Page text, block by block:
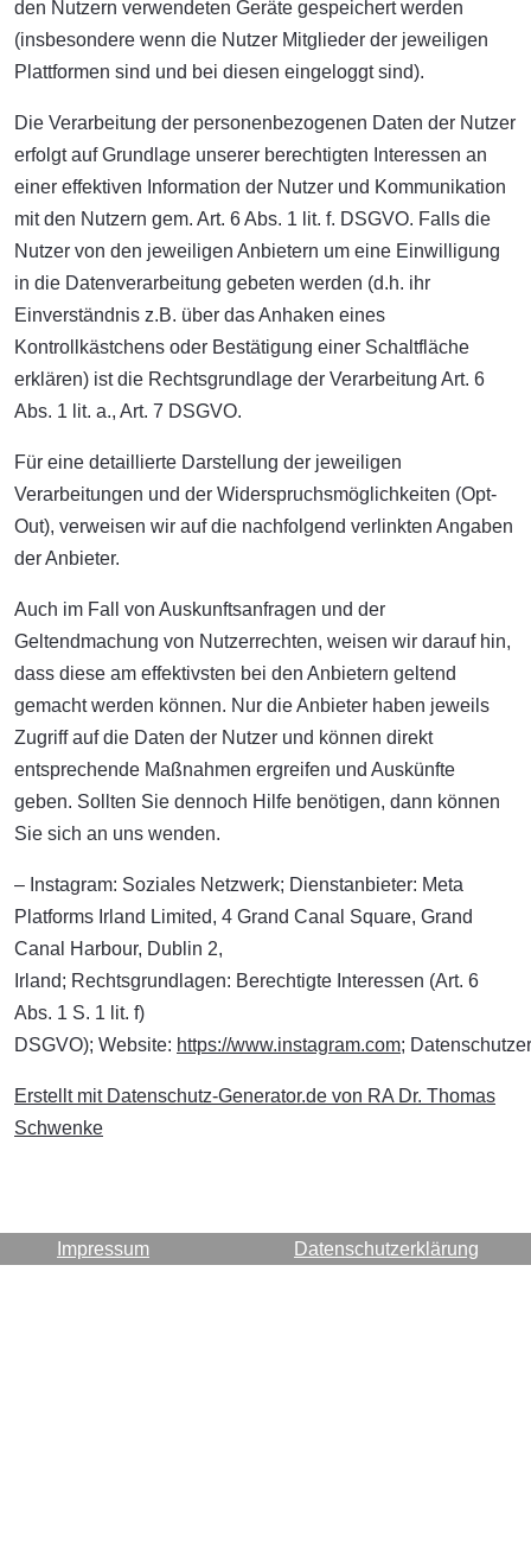
den Nutzern verwendeten Geräte gespeichert werden
(insbesondere wenn die Nutzer Mitglieder der jeweiligen
Plattformen sind und bei diesen eingeloggt sind).
Die Verarbeitung der personenbezogenen Daten der Nutzer
erfolgt auf Grundlage unserer berechtigten Interessen an
einer effektiven Information der Nutzer und Kommunikation
mit den Nutzern gem. Art. 6 Abs. 1 lit. f. DSGVO. Falls die
Nutzer von den jeweiligen Anbietern um eine Einwilligung
in die Datenverarbeitung gebeten werden (d.h. ihr
Einverständnis z.B. über das Anhaken eines
Kontrollkästchens oder Bestätigung einer Schaltfläche
erklären) ist die Rechtsgrundlage der Verarbeitung Art. 6
Abs. 1 lit. a., Art. 7 DSGVO.
Für eine detaillierte Darstellung der jeweiligen
Verarbeitungen und der Widerspruchsmöglichkeiten (Opt-
Out), verweisen wir auf die nachfolgend verlinkten Angaben
der Anbieter.
Auch im Fall von Auskunftsanfragen und der
Geltendmachung von Nutzerrechten, weisen wir darauf hin,
dass diese am effektivsten bei den Anbietern geltend
gemacht werden können. Nur die Anbieter haben jeweils
Zugriff auf die Daten der Nutzer und können direkt
entsprechende Maßnahmen ergreifen und Auskünfte
geben. Sollten Sie dennoch Hilfe benötigen, dann können
Sie sich an uns wenden.
– Instagram: Soziales Netzwerk; Dienstanbieter: Meta
Platforms Irland Limited, 4 Grand Canal Square, Grand
Canal Harbour, Dublin 2,
Irland; Rechtsgrundlagen: Berechtigte Interessen (Art. 6
Abs. 1 S. 1 lit. f)
DSGVO); Website: https://www.instagram.com;
Erstellt mit Datenschutz-Generator.de von RA Dr. Thomas
Schwenke
Impressum Datenschutzerklärung